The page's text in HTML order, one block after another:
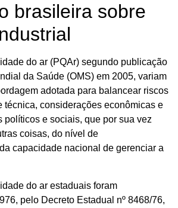
brasileira sobre
do ar (PQAr) segundo publicação
da Saúde (OMS) em 2005, variam
adotada para balancear riscos
técnica, considerações econômicas e
políticos e sociais, que por sua vez
coisas, do nível de
capacidade nacional de gerenciar a
do ar estaduais foram
pelo Decreto Estadual nº 8468/76,